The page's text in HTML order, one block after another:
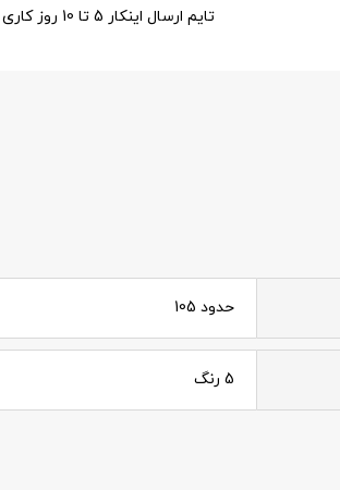
تایم ارسال اینکار 5 تا 10 روز کاری بعد از ثبت سفارش میباشد .
حدود 105
5 رنگ